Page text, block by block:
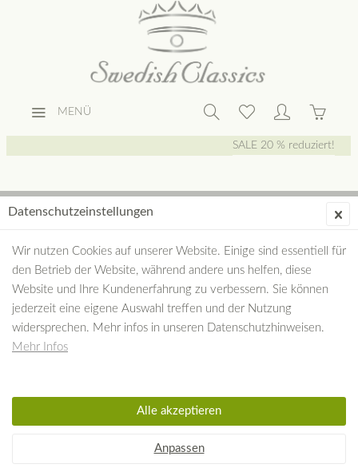
MENÜ
SALE 20 % reduziert!
SOMMERSCHLUSSVERKAUF 20 %
SORTIMENTSWECHSEL BEI UNS AUS DER
COLLECTION GEHT. JETZT EINMALIGE
GELEGENHEIT.
mehr erfahren »
Datenschutzeinstellungen
Wir nutzen Cookies auf unserer Website. Einige sind essentiell für
den Betrieb der Website, während andere uns helfen, diese
Website und Ihre Kundenerfahrung zu verbessern. Sie können
jederzeit eine eigene Auswahl treffen und der Nutzung
widersprechen. Mehr infos in unseren Datenschutzhinweisen.
Mehr Infos
Anpassen
Alle akzeptieren